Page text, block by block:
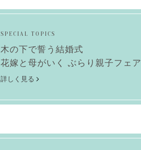
SPECIAL TOPICS
木の下で誓う結婚式
花嫁と母がいく ぶらり親子フェア
詳しく見る